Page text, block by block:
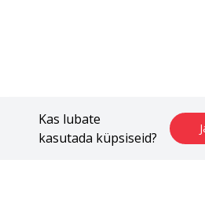
Kas lubate
kasutada küpsiseid?